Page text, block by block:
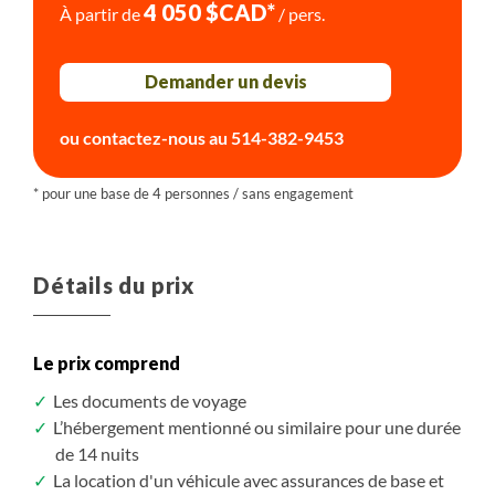
Nouvelle découverte des différents casinos de la
pas aller se promener dans les rues du vieux Las
Vegas autour de Fremont Street pour un peu plus
Pour votre dernière soirée, vous pourriez assister à
l'un des spectacles qui se jouent tous les soirs dans
plusieurs casinos de la ville.
À partir de4 050 $CAD* / pers.
Demander un devis
ou contactez-nous au 514-382-9453
Détails du prix
Le prix comprend
Les documents de voyage
L’hébergement mentionné ou similaire pour une durée
de 14 nuits
La location d'un véhicule avec assurances de base et